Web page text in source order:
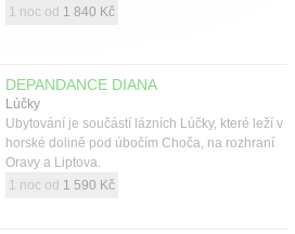
1 noc od 1 840 Kč
DEPANDANCE DIANA
Lúčky
Ubytování je součástí lázních Lúčky, které leží v
horské dolině pod úbočím Choča, na rozhraní
Oravy a Liptova.
1 noc od 1 590 Kč